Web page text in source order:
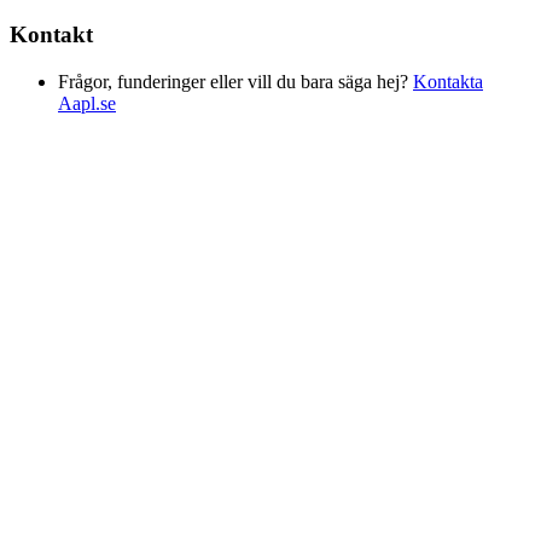
Kontakt
Frågor, funderinger eller vill du bara säga hej? Kontakta
Aapl.se